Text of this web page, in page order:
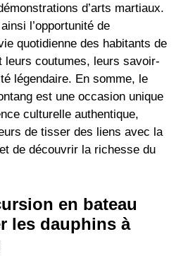
d’arts martiaux.
l’opportunité de
quotidienne des habitants de
leurs coutumes, leurs savoir-
légendaire. En somme, le
est une occasion unique
culturelle authentique,
de tisser des liens avec la
de découvrir la richesse du
en bateau
les dauphins à